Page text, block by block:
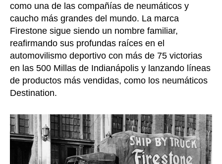
como una de las compañías de neumáticos y
caucho más grandes del mundo. La marca
Firestone sigue siendo un nombre familiar,
reafirmando sus profundas raíces en el
automovilismo deportivo con más de 75 victorias
en las 500 Millas de Indianápolis y lanzando líneas
de productos más vendidas, como los neumáticos
Destination.